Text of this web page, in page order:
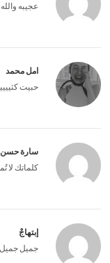
عجيبه
امل محمد
حبيت
سارة حسن
كلماتك لا
إبتهاجْ
جميل جميل